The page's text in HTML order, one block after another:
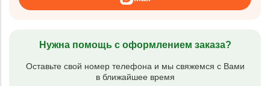
Нужна помощь с оформлением заказа?
Оставьте свой номер телефона и мы свяжемся с Вами
в ближайшее время